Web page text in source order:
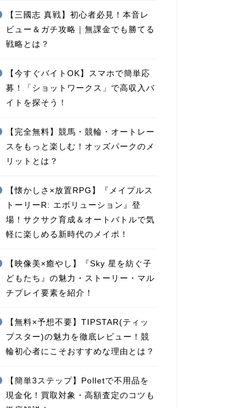
【三國志 真戦】初心者必見！本音レ
ビュー＆ガチ攻略｜無課金でも勝てる
戦略とは？
【今すぐバイトOK】スマホで簡単応
募！「ショットワークス」で高収入バ
イトを探そう！
【完全無料】競馬・競輪・オートレー
スをもっと楽しむ！オッズパークのメ
リットとは？
【懐かしさ×放置RPG】『メイプルス
トーリーR: エボリューション』登
場！サクサク育成＆オートバトルで気
軽に楽しめる新時代のメイポ！
【映像美×癒やし】『Sky 星を紡ぐ子
どもたち』の魅力・ストーリー・マル
チプレイ要素を紹介！
【無料×予想不要】TIPSTAR(ティッ
プスター)の魅力を徹底レビュー！競
輪初心者にこそおすすめな理由とは？
【簡単3ステップ】Polletで不用品を
現金化！買取対象・高額査定のコツも